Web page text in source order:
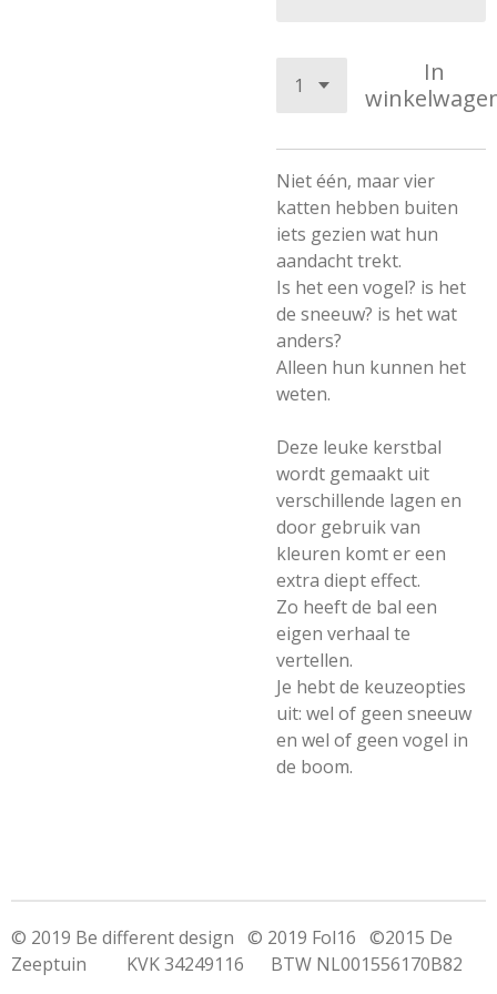
In
Niet één, maar vier
katten hebben buiten
iets gezien wat hun
aandacht trekt.
Is het een vogel? is het
de sneeuw? is het wat
anders?
Alleen hun kunnen het
weten.
Deze leuke kerstbal
wordt gemaakt uit
verschillende lagen en
door gebruik van
kleuren komt er een
extra diept effect.
Zo heeft de bal een
eigen verhaal te
vertellen.
Je hebt de keuzeopties
uit: wel of geen sneeuw
en wel of geen vogel in
de boom.
© 2019 Be different design © 2019 Fol16 ©2015 De
Zeeptuin KVK 34249116 BTW NL001556170B82